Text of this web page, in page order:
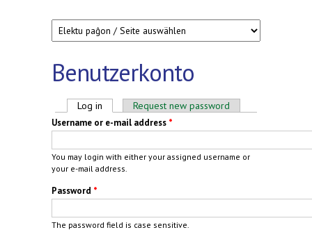
Benutzerkonto
Primary tabs
Log in (active tab)Request new password
Username or e-mail address *
You may login with either your assigned username or
your e-mail address.
Password *
The password field is case sensitive.